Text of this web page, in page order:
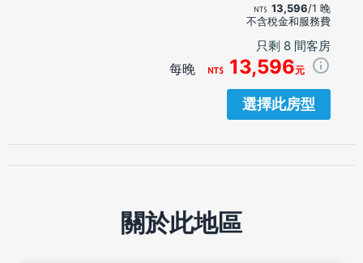
13,596/1 晚
不含稅金和服務費
只剩 8 間客房
每晚 13,596元
選擇此房型
關於此地區